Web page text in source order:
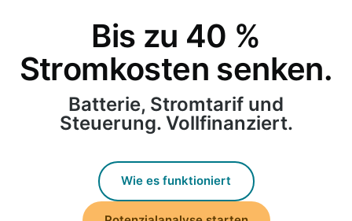
Bis zu 40 %
Stromkosten senken.
Batterie, Stromtarif und
Steuerung. Vollfinanziert.
Wie es funktioniert